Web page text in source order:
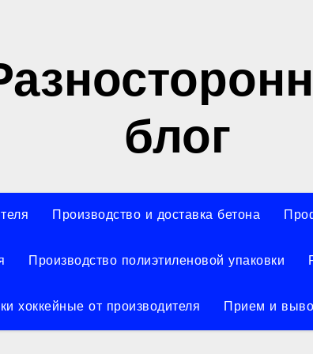
блог
Производство и доставка бетона
Производство полиэтиленовой упаковки
хоккейные от производителя Прием и